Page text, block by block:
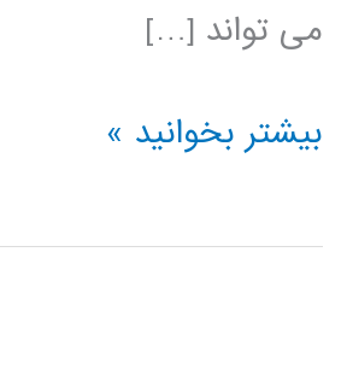
می تواند […]
فیلم
پردازش
بیشتر بخوانید »